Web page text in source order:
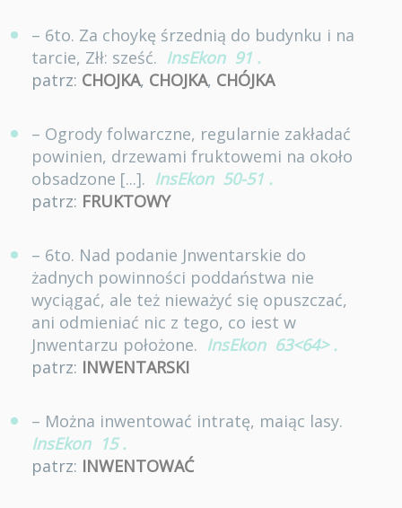
– 6to. Za choykę śrzednią do budynku i na
tarcie, Złł: sześć. InsEkon 91 .
patrz: CHOJKA, CHOJKA, CHÓJKA
– Ogrody folwarczne, regularnie zakładać
powinien, drzewami fruktowemi na około
obsadzone [...]. InsEkon 50-51 .
patrz: FRUKTOWY
– 6to. Nad podanie Jnwentarskie do
żadnych powinności poddaństwa nie
wyciągać, ale też nieważyć się opuszczać,
ani odmieniać nic z tego, co iest w
Jnwentarzu położone. InsEkon 63<64> .
patrz: INWENTARSKI
– Można inwentować intratę, maiąc lasy.
InsEkon 15 .
patrz: INWENTOWAĆ